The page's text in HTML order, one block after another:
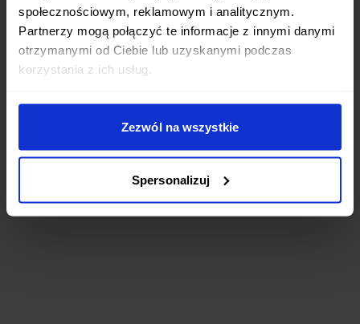
społecznościowym, reklamowym i analitycznym.
Partnerzy mogą połączyć te informacje z innymi danymi
otrzymanymi od Ciebie lub uzyskanymi podczas
korzystania z ich usług.
Zezwól na wszystkie
Spersonalizuj